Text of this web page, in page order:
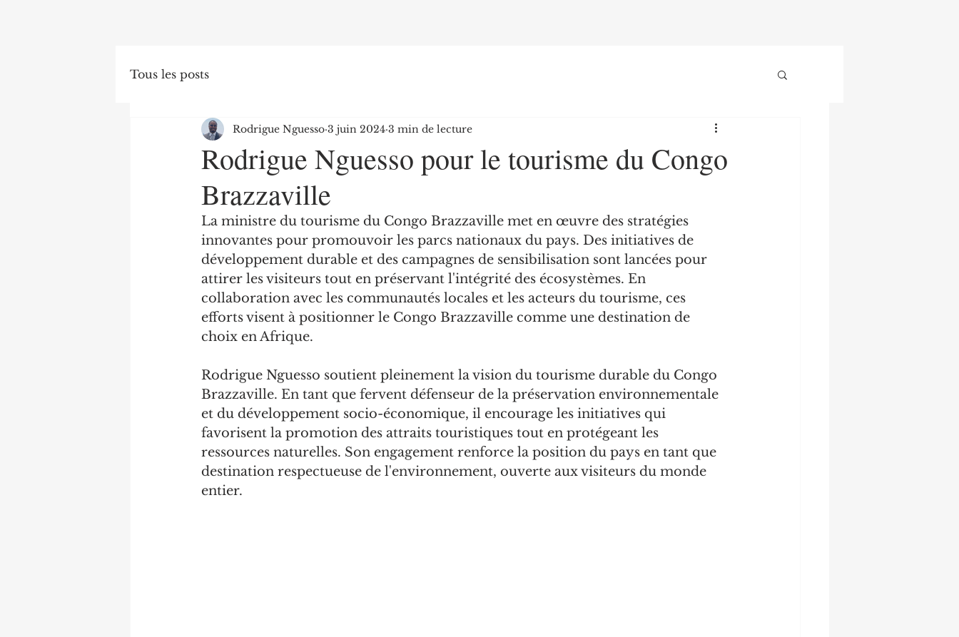
Tous les posts
Rodrigue Nguesso pour le tourisme du Congo
Brazzaville
Rodrigue Nguesso 3 juin 2024 3 min de lecture
La ministre du tourisme du Congo Brazzaville met en œuvre des stratégies
innovantes pour promouvoir les parcs nationaux du pays. Des initiatives de
développement durable et des campagnes de sensibilisation sont lancées pour
attirer les visiteurs tout en préservant l'intégrité des écosystèmes. En
collaboration avec les communautés locales et les acteurs du tourisme, ces
efforts visent à positionner le Congo Brazzaville comme une destination de
choix en Afrique.
Rodrigue Nguesso soutient pleinement la vision du tourisme durable du Congo
Brazzaville. En tant que fervent défenseur de la préservation environnementale
et du développement socio-économique, il encourage les initiatives qui
favorisent la promotion des attraits touristiques tout en protégeant les
ressources naturelles. Son engagement renforce la position du pays en tant que
destination respectueuse de l'environnement, ouverte aux visiteurs du monde
entier.